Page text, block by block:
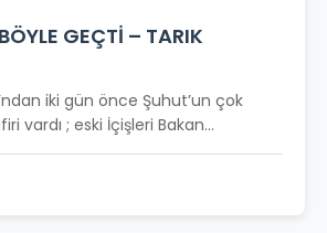
GEÇTİ – TARIK
iki gün önce Şuhut’un çok
vardı ; eski İçişleri Bakan...